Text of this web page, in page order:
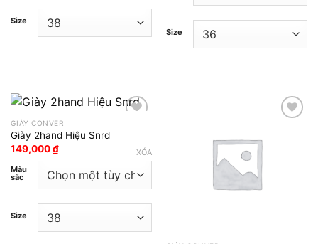
Size
Size
Add to wishlist
GIÀY CONVER
Giày 2hand Hiệu Snrd
149,000₫
Màu
sắc
Size
XÓA Add to wishlist